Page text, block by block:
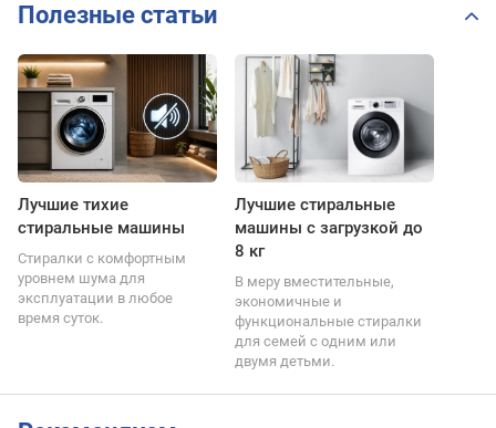
Полезные статьи
Лучшие тихие
стиральные машины
Стиралки с комфортным
уровнем шума для
эксплуатации в любое
время суток.
Лучшие стиральные
машины с загрузкой до
8 кг
В меру вместительные,
экономичные и
функциональные стиралки
для семей с одним или
двумя детьми.